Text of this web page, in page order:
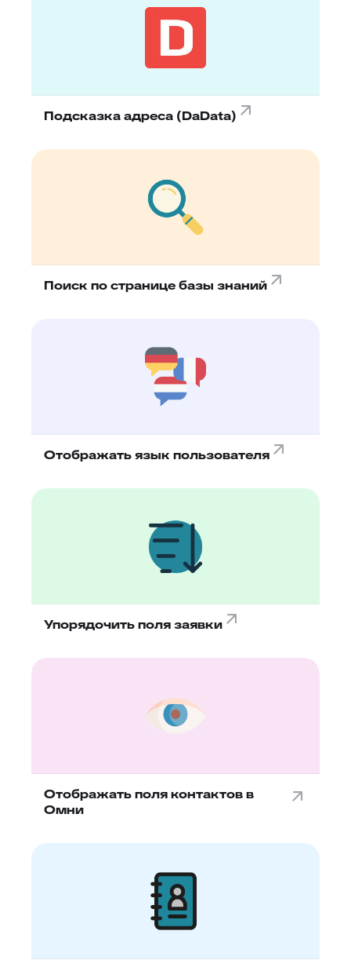
Подсказка адреса (DaData)
Поиск по странице базы знаний
Отображать язык пользователя
Упорядочить поля заявки
Отображать поля контактов в
Омни